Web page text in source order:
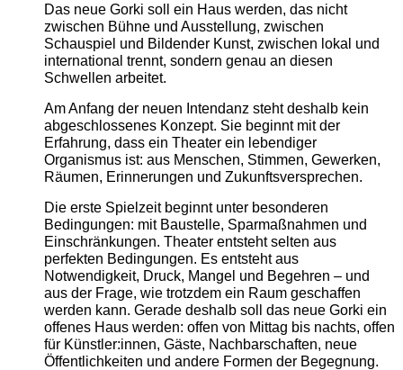
Das neue Gorki soll ein Haus werden, das nicht
zwischen Bühne und Ausstellung, zwischen
Schauspiel und Bildender Kunst, zwischen lokal und
international trennt, sondern genau an diesen
Schwellen arbeitet.
Am Anfang der neuen Intendanz steht deshalb kein
abgeschlossenes Konzept. Sie beginnt mit der
Erfahrung, dass ein Theater ein lebendiger
Organismus ist: aus Menschen, Stimmen, Gewerken,
Räumen, Erinnerungen und Zukunftsversprechen.
Die erste Spielzeit beginnt unter besonderen
Bedingungen: mit Baustelle, Sparmaßnahmen und
Einschränkungen. Theater entsteht selten aus
perfekten Bedingungen. Es entsteht aus
Notwendigkeit, Druck, Mangel und Begehren – und
aus der Frage, wie trotzdem ein Raum geschaffen
werden kann. Gerade deshalb soll das neue Gorki ein
offenes Haus werden: offen von Mittag bis nachts, offen
für Künstler:innen, Gäste, Nachbarschaften, neue
Öffentlichkeiten und andere Formen der Begegnung.